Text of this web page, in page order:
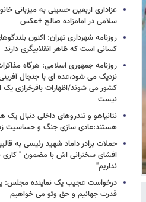
عزاداری اربعین حسینی به میزبانی
سلامی در امامزاده صالح +عکس
روزنامه شهرداری تهران: اکنون
کسانی است که ظاهر انقلابیگری دارند
روزنامه جمهوری اسلامی: هرگاه
نزدیک می شود،عده ای با جنجال
کشور می شوند/اظهارات باقرخرازی یک
نیست
نتانیاهو و تندروهای داخلی دنبال
هستند:عادی سازی جنگ و حساسیت
حملات برادر داماد شهید رئیسی به
افشای سخنرانی اش با مضمون " کاری
نداریم"
درخواست عجیب یک نماینده مجلس:
قدرت جهانیم و حق وتو می خواهیم